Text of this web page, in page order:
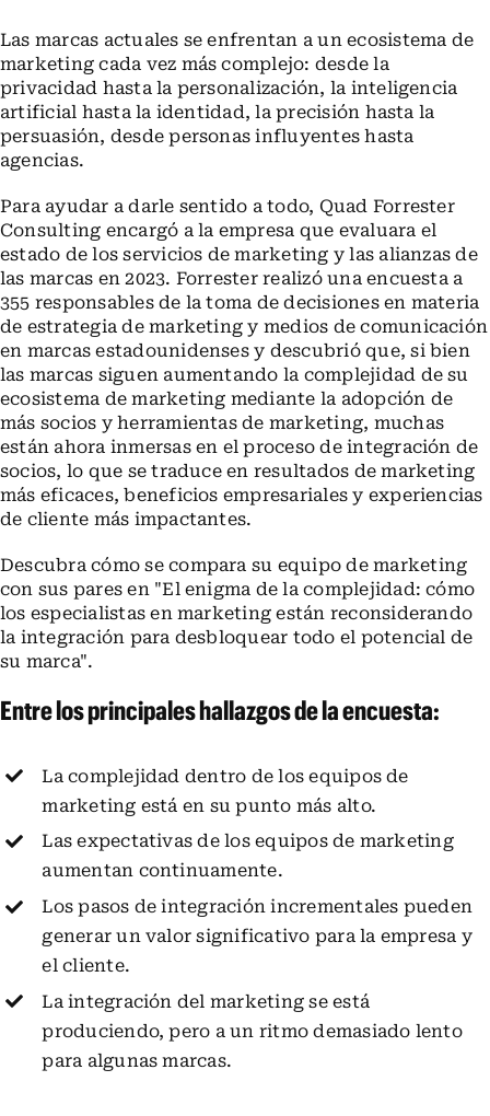
Las marcas actuales se enfrentan a un ecosistema de
marketing cada vez más complejo: desde la
privacidad hasta la personalización, la inteligencia
artificial hasta la identidad, la precisión hasta la
persuasión, desde personas influyentes hasta
agencias.
Para ayudar a darle sentido a todo, Quad Forrester
Consulting encargó a la empresa que evaluara el
estado de los servicios de marketing y las alianzas de
las marcas en 2023. Forrester realizó una encuesta a
355 responsables de la toma de decisiones en materia
de estrategia de marketing y medios de comunicación
en marcas estadounidenses y descubrió que, si bien
las marcas siguen aumentando la complejidad de su
ecosistema de marketing mediante la adopción de
más socios y herramientas de marketing, muchas
están ahora inmersas en el proceso de integración de
socios, lo que se traduce en resultados de marketing
más eficaces, beneficios empresariales y experiencias
de cliente más impactantes.
Descubra cómo se compara su equipo de marketing
con sus pares en "El enigma de la complejidad: cómo
los especialistas en marketing están reconsiderando
la integración para desbloquear todo el potencial de
su marca".
Entre los principales hallazgos de la encuesta:
La complejidad dentro de los equipos de
marketing está en su punto más alto.
Las expectativas de los equipos de marketing
aumentan continuamente.
Los pasos de integración incrementales pueden
generar un valor significativo para la empresa y
el cliente.
La integración del marketing se está
produciendo, pero a un ritmo demasiado lento
para algunas marcas.